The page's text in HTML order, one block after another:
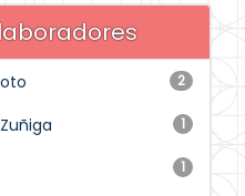
2
1
1